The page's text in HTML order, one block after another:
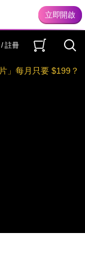
註冊
」每月只要 $199？